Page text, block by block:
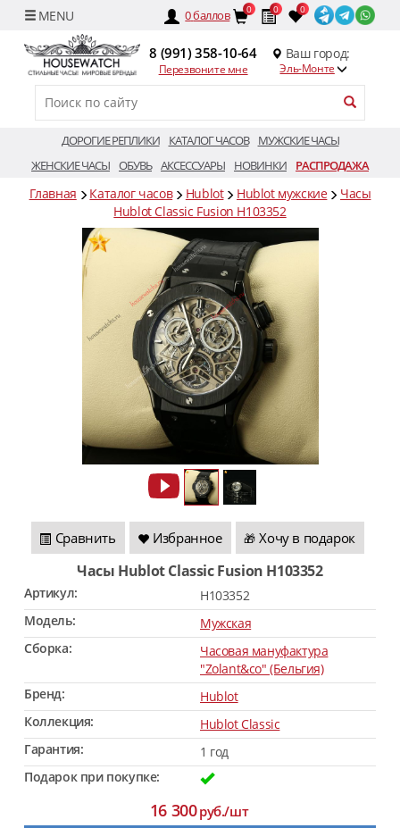
0баллов 0 0 0
8 (991) 358-10-64
Перезвоните мне
Ваш город:
Эль-Монте
ДОРОГИЕ РЕПЛИКИ КАТАЛОГ ЧАСОВ
МУЖСКИЕ ЧАСЫ
ЖЕНСКИЕ ЧАСЫ ОБУВЬ АКСЕССУАРЫ НОВИНКИ РАСПРОДАЖА
Главная Каталог часов Hublot Hublot мужские
Часы
Hublot Classic Fusion H103352
Сравнить Избранное 🎁 Хочу в подарок
Часы Hublot Classic Fusion H103352
Артикул:
H103352
Модель:
Мужская
Сборка:
Часовая мануфактура
"Zolant&co" (Бельгия)
Бренд:
Hublot
Коллекция:
Hublot Classic
Гарантия:
1 год
Подарок при покупке:
16 300руб./шт